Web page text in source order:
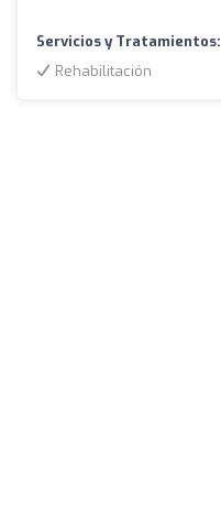
Servicios y Tratamientos:
Rehabilitación